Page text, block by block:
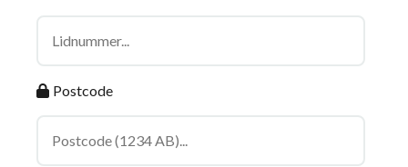
Postcode